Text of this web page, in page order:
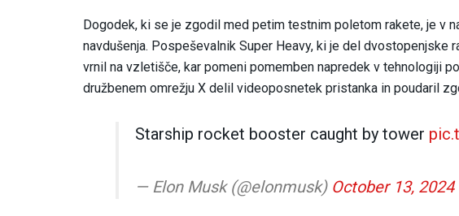
Dogodek, ki se je zgodil med petim testnim poletom rakete, je v
navdušenja. Pospeševalnik Super Heavy, ki je del dvostopenjske
vrnil na vzletišče, kar pomeni pomemben napredek v tehnologiji
družbenem omrežju X delil videoposnetek pristanka in poudaril
Starship rocket booster caught by tower
— Elon Musk (@elonmusk) October 13, 2024